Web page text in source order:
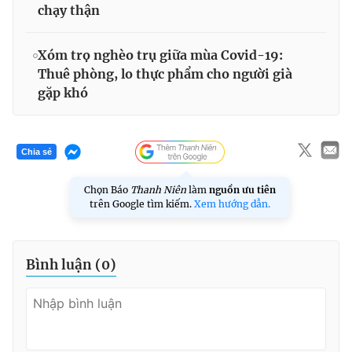
chạy thận
Xóm trọ nghèo trụ giữa mùa Covid-19:
Thuê phòng, lo thực phẩm cho người già
gặp khó
Chia sẻ
Chọn Báo Thanh Niên làm nguồn ưu tiên
trên Google tìm kiếm. Xem hướng dẫn.
Bình luận (0)